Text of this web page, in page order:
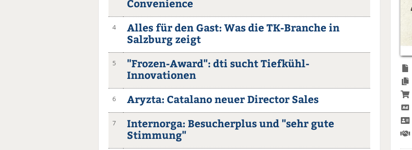
Convenience
4
Alles für den Gast: Was die TK-Branche in
Salzburg zeigt
5
"Frozen-Award": dti sucht Tiefkühl-
Innovationen
6 Aryzta: Catalano neuer Director Sales
7
Internorga: Besucherplus und "sehr gute
Stimmung"